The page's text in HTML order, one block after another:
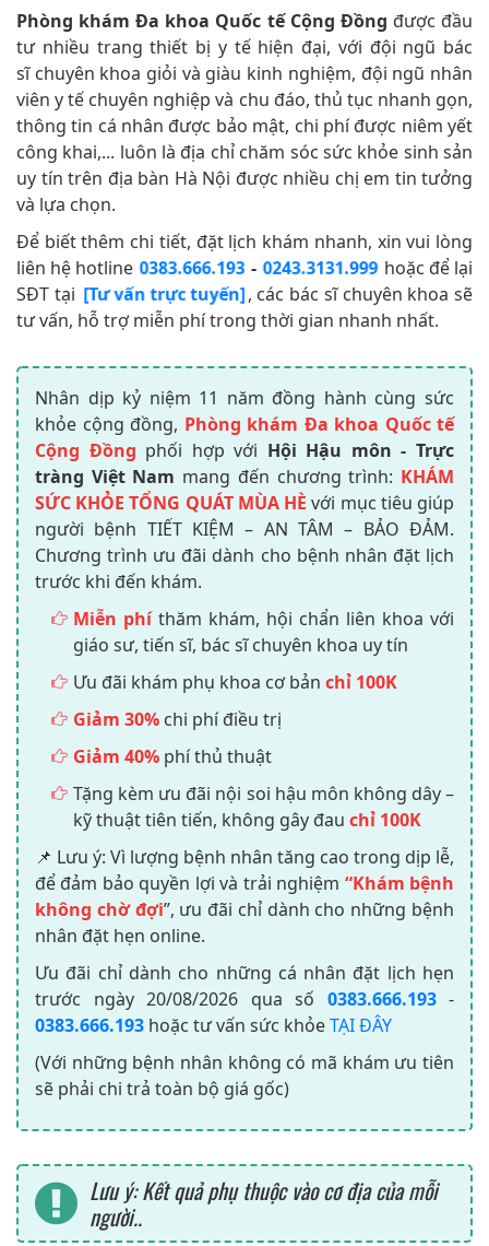
Phòng khám Đa khoa Quốc tế Cộng Đồng được đầu
tư nhiều trang thiết bị y tế hiện đại, với đội ngũ bác
sĩ chuyên khoa giỏi và giàu kinh nghiệm, đội ngũ nhân
viên y tế chuyên nghiệp và chu đáo, thủ tục nhanh gọn,
thông tin cá nhân được bảo mật, chi phí được niêm yết
công khai,... luôn là địa chỉ chăm sóc sức khỏe sinh sản
uy tín trên địa bàn Hà Nội được nhiều chị em tin tưởng
và lựa chọn.
Để biết thêm chi tiết, đặt lịch khám nhanh, xin vui lòng
liên hệ hotline 0383.666.193 - 0243.3131.999 hoặc để lại
SĐT tại [Tư vấn trực tuyến] , các bác sĩ chuyên khoa sẽ
tư vấn, hỗ trợ miễn phí trong thời gian nhanh nhất.
Nhân dịp kỷ niệm 11 năm đồng hành cùng sức
khỏe cộng đồng, Phòng khám Đa khoa Quốc tế
Cộng Đồng phối hợp với Hội Hậu môn - Trực
tràng Việt Nam mang đến chương trình: KHÁM
SỨC KHỎE TỔNG QUÁT MÙA HÈ với mục tiêu giúp
người bệnh TIẾT KIỆM – AN TÂM – BẢO ĐẢM.
Chương trình ưu đãi dành cho bệnh nhân đặt lịch
trước khi đến khám.
Miễn phíthăm khám, hội chẩn liên khoa với
giáo sư, tiến sĩ, bác sĩ chuyên khoa uy tín
Ưu đãi khám phụ khoa cơ bản chỉ 100K
Giảm 30% chi phí điều trị
Giảm 40% phí thủ thuật
Tặng kèm ưu đãi nội soi hậu môn không dây –
kỹ thuật tiên tiến, không gây đau chỉ 100K
📌 Lưu ý: Vì lượng bệnh nhân tăng cao trong dịp lễ,
để đảm bảo quyền lợi và trải nghiệm “Khám bệnh
không chờ đợi”, ưu đãi chỉ dành cho những bệnh
nhân đặt hẹn online.
Ưu đãi chỉ dành cho những cá nhân đặt lịch hẹn
trước ngày 20/08/2026 qua số 0383.666.193-
0383.666.193 hoặc tư vấn sức khỏeTẠI ĐÂY
(Với những bệnh nhân không có mã khám ưu tiên
sẽ phải chi trả toàn bộ giá gốc)
Lưu ý: Kết quả phụ thuộc vào cơ địa của mỗi
người..